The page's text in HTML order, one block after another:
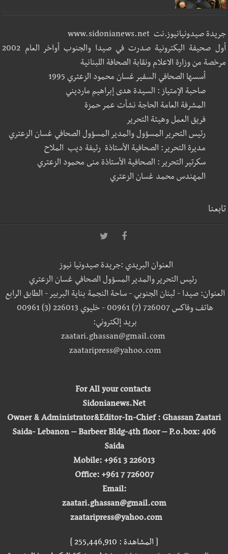
جريدة صيدونيانيوز.نت www.sidonianews.net
أول صحيفة اليكترونية صدرت في صيدا والجنوب أواخر العام 2002
مرخصة من وزارة الاعلام ونقابة الصحافة اللبنانية
أسسها الصحافي السفير غسان محمود الزعتري 1995
صاحبة الإمتياز : السيدة هدى إبراهيم مارديني
المشرفة العامة الحاجة نشأت عمر حمزة
فريق العمل وهيئة التحرير
رئيس التحرير المسؤول والمدير المسؤول الصحافي غسان الزعتري
مديرة التحرير: الصحافية الأستاذة رئيفة ديب الملاح
سكرتير التحرير : الصحافية الأستاذة منى محمود الزعتري
المهندس محمد غسان الزعتري
تابعنا
العنوان البريدي :جريدة صيدونيا نيوز
رئيس التحرير والمدير المسؤول الصحافي غسان الزعتري
العنوان: صيدا - لبنان الجنوبي - ساحة النجمة بناية البربير - الطابق الرابع
هاتف وفاكس 726007 (7) 00961 - خليوي 226013 (3) 00961
بريد إلكتروني:
zaatari.ghassan@gmail.com
zaataripress@yahoo.com
For All your contacts
Sidonianews.Net
Owner & Administrator&Editor-In-Chief : Ghassan Zaatari
Saida- Lebanon – Barbeer Bldg-4th floor – P.o.box: 406
Saida
Mobile: +961 3 226013
Office: +961 7 726007
Email:
zaatari.ghassan@gmail.com
zaataripress@yahoo.com
[ المشاهدة : 255,446,910 ]